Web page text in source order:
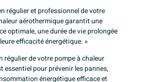
régulier et professionnel de votre
aérothermique garantit une
optimale, une durée de vie prolongée
efficacité énergétique. »
régulier de votre pompe à chaleur
essentiel pour prévenir les pannes,
énergétique efficace et